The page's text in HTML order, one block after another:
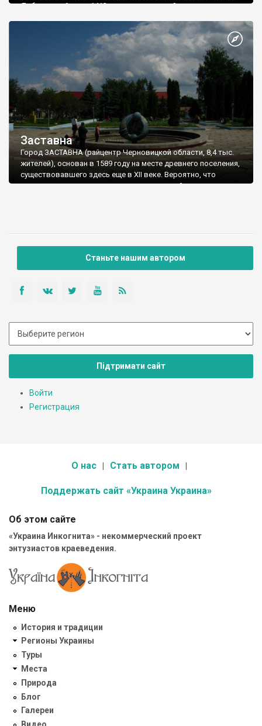
Доброго от 6 июня 1413, согласно которой он дарит
Анастасии. С этой грамоты становится понятным, что
Кицмань уже тогда был значительным поселением. Его
развитию способствовало расположение на перекрестке
дорог, которые соединяли долины Днестра и Прута.
Заставна
Город ЗАСТАВНА (райцентр Черновицкой области, 8,4 тыс.
жителей), основан в 1589 году на месте древнего поселения,
существовавшего здесь еще в XII веке. Вероятно, что
название города происходит от таможенной заставы,
Станьте нашим автором
Підтримати сайт
Войти
Регистрация
О нас Стать автором
Поддержать сайт «Украина Украина»
Об этом сайте
«Украина Инкогнита» - некоммерческий проект
энтузиастов краеведения.
Меню
История и традиции
Регионы Украины
Туры
Места
Природа
Блог
Галереи